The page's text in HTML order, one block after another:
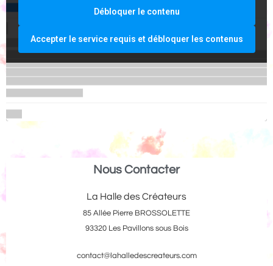
Débloquer le contenu
Accepter le service requis et débloquer les contenus
Nous Contacter
La Halle des Créateurs
85 Allée Pierre BROSSOLETTE
93320 Les Pavillons sous Bois
contact@lahalledescreateurs.com